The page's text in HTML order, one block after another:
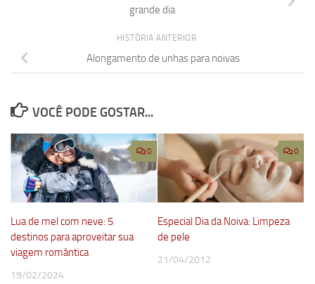
grande dia
HISTÓRIA ANTERIOR
Alongamento de unhas para noivas
VOCÊ PODE GOSTAR...
0
Lua de mel com neve: 5
destinos para aproveitar sua
viagem romântica
19/02/2024
0
Especial Dia da Noiva: Limpeza
de pele
21/04/2012